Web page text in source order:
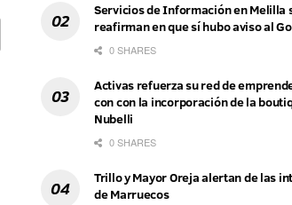
Servicios de Información en Melilla
reafirman en que sí hubo aviso al
0 SHARES
Activas refuerza su red de
con con la incorporación de la
Nubelli
0 SHARES
Trillo y Mayor Oreja alertan de las
de Marruecos